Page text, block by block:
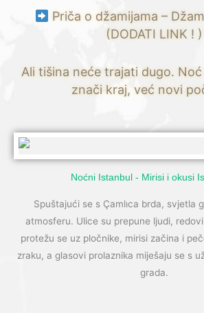
Priča o džamijama –
(DODATI LINK ! )
Ali tišina neće trajati dugo.
znači kraj, već novi
Noćni Istanbul - Mirisi i okusi
Spuštajući se s Çamlıca brda, svjetla
atmosferu. Ulice su prepune ljudi,
protežu se uz pločnike, mirisi začina i
zraku, a glasovi prolaznika miješaju se s
grada.